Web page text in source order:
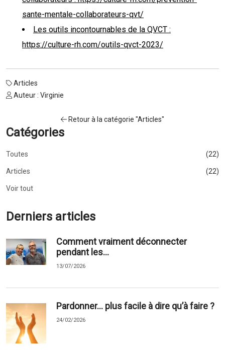
sante-mentale-collaborateurs-qvt/
Les outils incontournables de la QVCT :
https://culture-rh.com/outils-qvct-2023/
Articles
Auteur : Virginie
Retour à la catégorie "Articles"
Catégories
Toutes (22)
Articles (22)
Voir tout
Derniers articles
Comment vraiment déconnecter
pendant les...
13/07/2026
Pardonner... plus facile à dire qu’à faire ?
24/02/2026